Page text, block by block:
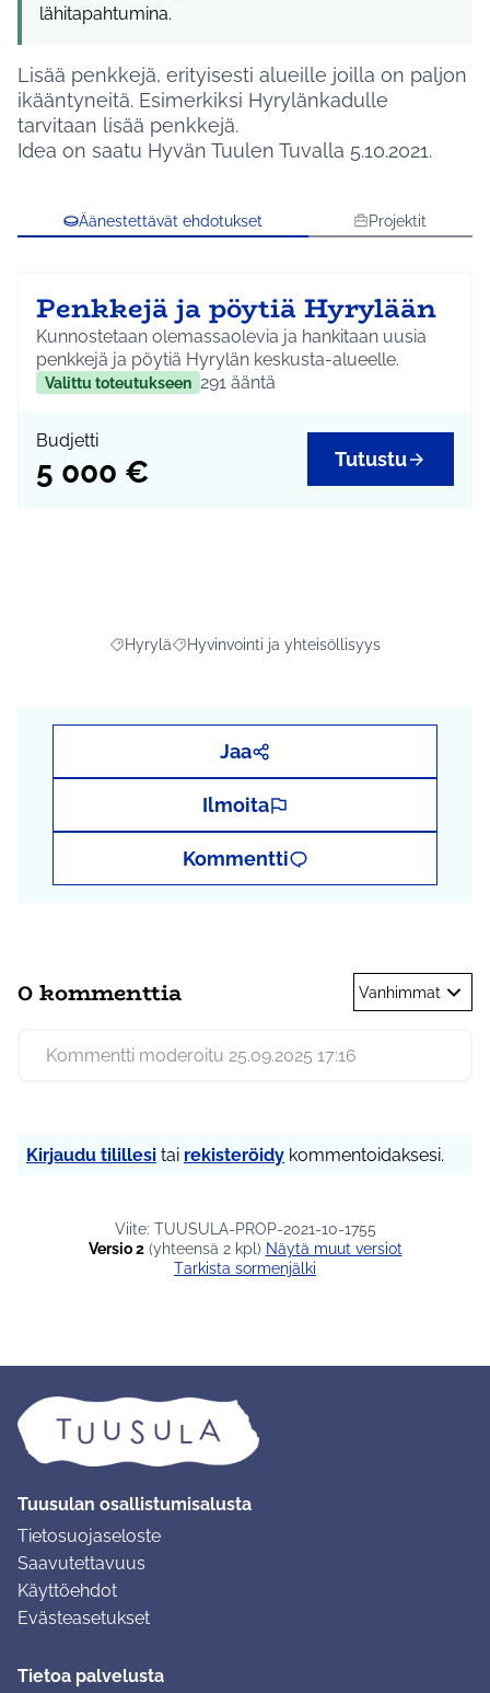
lähitapahtumina.
Lisää penkkejä, erityisesti alueille joilla on paljon
ikääntyneitä. Esimerkiksi Hyrylänkadulle
tarvitaan lisää penkkejä.
Idea on saatu Hyvän Tuulen Tuvalla 5.10.2021.
Äänestettävät ehdotukset Projektit
Penkkejä ja pöytiä Hyrylään
Kunnostetaan olemassaolevia ja hankitaan uusia
penkkejä ja pöytiä Hyrylän keskusta-alueelle.
Valittu toteutukseen 291 ääntä
Budjetti
5 000 € Tutustu
Rajaa tulokset aihepiirin mukaan: Hyrylä
Hyrylä Rajaa tulokset teeman mukaan: Hyvinvointi
Hyvinvointi ja yhteisöllisyys
Jaa
Ilmoita
Kommentti
0 kommenttia Vanhimmat
Kommentti moderoitu 25.09.2025 17:16
Kirjaudu tilillesi tai rekisteröidy kommentoidaksesi.
Viite: TUUSULA-PROP-2021-10-1755
Versio 2(yhteensä 2 kpl)
näytä muut versiot
Tarkista sormenjälki
Tuusulan osallistumisalusta
Tietosuojaseloste
Saavutettavuus
Käyttöehdot
Evästeasetukset
Tietoa palvelusta